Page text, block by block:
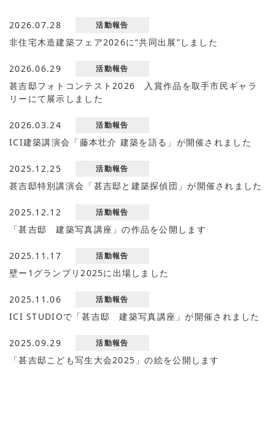
2026.07.28 活動報告
非住宅木造建築フェア2026に“共同出展”しました
2026.06.29 活動報告
甚吉邸フォトコンテスト2026 入賞作品を取手市民ギャラ
リーにて展示しました
2026.03.24 活動報告
ICI建築講演会「藤本壮介 建築を語る」が開催されました
2025.12.25 活動報告
甚吉邸特別講演会「甚吉邸と建築探偵団」が開催されました
2025.12.12 活動報告
「甚吉邸 建築写真講座」の作品を公開します
2025.11.17 活動報告
壁ー1グランプリ2025に出場しました
2025.11.06 活動報告
ICI STUDIOで「甚吉邸 建築写真講座」が開催されました
2025.09.29 活動報告
「甚吉邸こども写生大会2025」の絵を公開します